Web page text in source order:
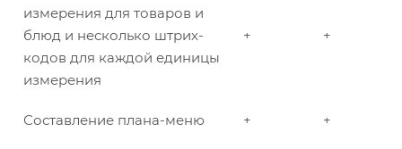
измерения для товаров и
блюд и несколько штрих-
кодов для каждой единицы
измерения
+ +
Составление плана-меню + +